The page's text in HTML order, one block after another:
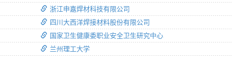
浙江申嘉焊材科技有限公司
四川大西洋焊接材料股份有限公司
国家卫生健康委职业安全卫生研究中心
兰州理工大学